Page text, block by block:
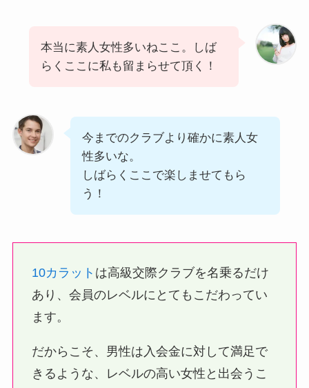
本当に素人女性多いねここ。しば
らくここに私も留まらせて頂く！
今までのクラブより確かに素人女
性多いな。
しばらくここで楽しませてもら
う！
10カラット は高級交際クラブを名乗るだけ
あり、会員のレベルにとてもこだわってい
ます。
だからこそ、男性は入会金に対して満足で
きるような、レベルの高い女性と出会うこ